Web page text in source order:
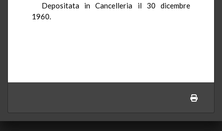
Depositata in Cancelleria il 30 dicembre
1960.